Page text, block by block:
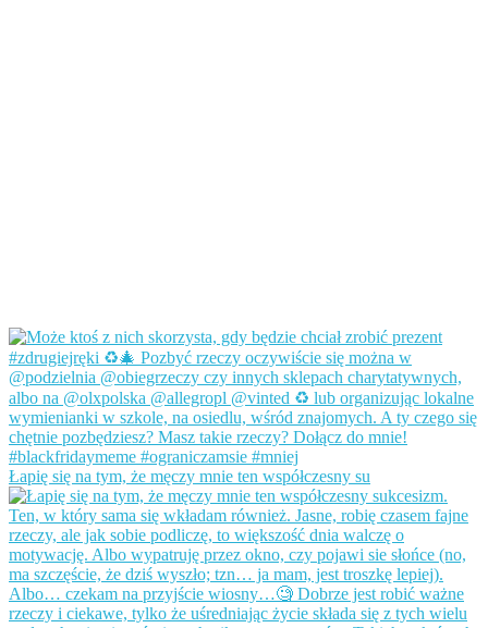
Łapię się na tym, że męczy mnie ten współczesny su